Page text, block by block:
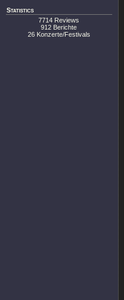
Statistics
7714 Reviews
912 Berichte
26 Konzerte/Festivals